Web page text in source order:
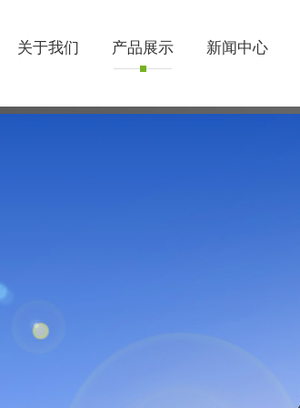
关于我们 产品展示 新闻中心